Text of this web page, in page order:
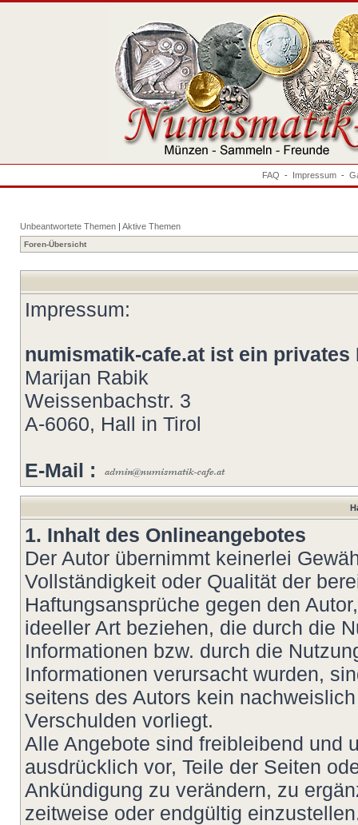
FAQ - Impressum -
Unbeantwortete Themen | Aktive Themen
Foren-Übersicht
Impressum:
numismatik-cafe.at ist ein privates
Marijan Rabik
Weissenbachstr. 3
A-6060, Hall in Tirol
E-Mail :
1. Inhalt des Onlineangebotes
Der Autor übernimmt keinerlei
Vollständigkeit oder Qualität der
Haftungsansprüche gegen den
ideeller Art beziehen, die durch die
Informationen bzw. durch die
Informationen verursacht wurden,
seitens des Autors kein
Verschulden vorliegt.
Alle Angebote sind freibleibend und
ausdrücklich vor, Teile der Seiten
Ankündigung zu verändern, zu
zeitweise oder endgültig